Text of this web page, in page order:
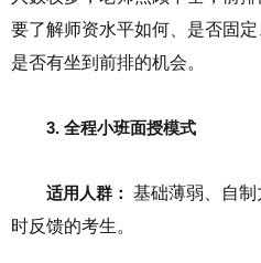
要了解师资水平如何、是否固
是否有坐到前排的机会。
3. 全程小班面授模式
适用人群： 基础薄弱、自
时反馈的考生。